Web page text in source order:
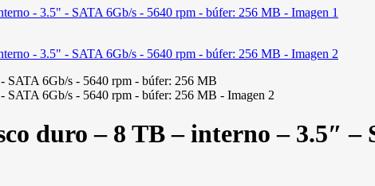
duro – 8 TB – interno – 3.5″ –